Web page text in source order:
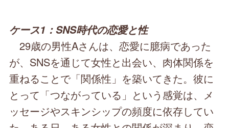
ケース1：SNS時代の恋愛と性
29歳の男性Aさんは、恋愛に臆病であった
が、SNSを通じて女性と出会い、肉体関係を
重ねることで「関係性」を築いてきた。彼に
とって「つながっている」という感覚は、メ
ッセージやスキンシップの頻度に依存してい